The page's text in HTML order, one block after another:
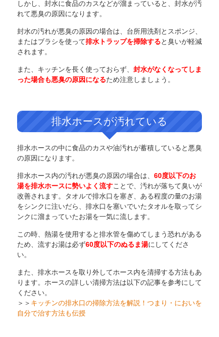
しかし、封水に食品のカスなどが溜まっていると、封水が汚
れて悪臭の原因になります。
封水の汚れが悪臭の原因の場合は、台所用洗剤とスポンジ、
またはブラシを使って排水トラップを掃除すると臭いが軽減
されます。
また、キッチンを長く使っておらず、 封水がなくなってしま
った場合も悪臭の原因になるため注意しましょう。
排水ホースが汚れている
排水ホースの中に食品のカスや油汚れが蓄積していると悪臭
の原因になります。
排水ホース内の汚れが悪臭の原因の場合は、 60度以下のお
湯を排水ホースに勢いよく流すことで、汚れが落ちて臭いが
改善されます。タオルで排水口を塞ぎ、ある程度の量のお湯
をシンクに注いだら、排水口を塞いでいたタオルを取ってシ
ンクに溜まっていたお湯を一気に流します。
この時、熱湯を使用すると排水管を傷めてしまう恐れがある
ため、流すお湯は必ず60度以下のぬるま湯にしてくださ
い。
また、排水ホースを取り外してホース内を清掃する方法もあ
ります。ホースの詳しい清掃方法は以下の記事を参考にして
ください。
＞＞ キッチンの排水口の掃除方法を解説！つまり・においを
自分で治す方法も伝授